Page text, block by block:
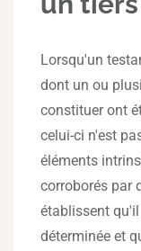
Lorsqu'un
dont un ou
constituer ont
celui-ci n'est
éléments
corroborés par
établissent
déterminée et